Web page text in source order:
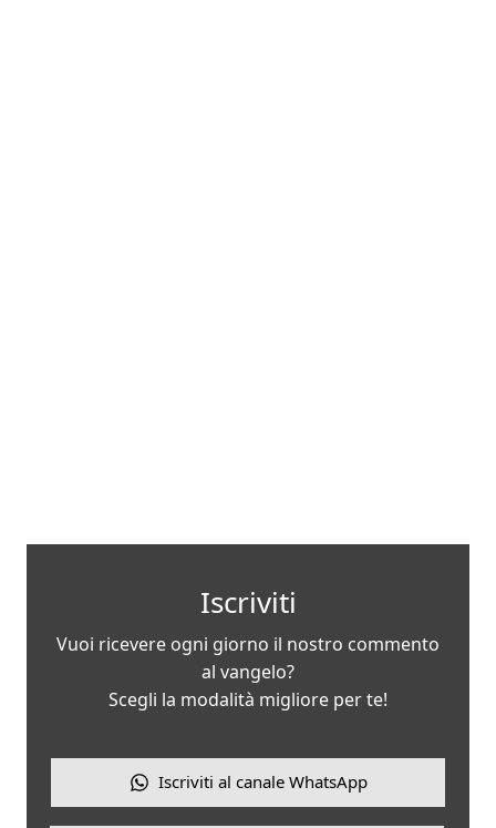
Iscriviti
Vuoi ricevere ogni giorno il nostro commento
al vangelo?
Scegli la modalità migliore per te!
Iscriviti al canale WhatsApp